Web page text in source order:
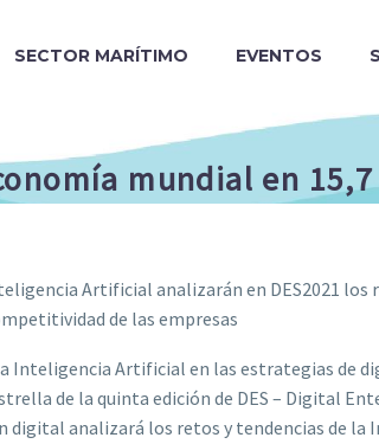
SECTOR MARÍTIMO EVENTOS
mundial en
Artificial analizarán en DES2021
de las empresas
Inteligencia Artificial en las estrategias de
de la quinta edición de DES – Digital
digital analizará los retos y tendencias de la